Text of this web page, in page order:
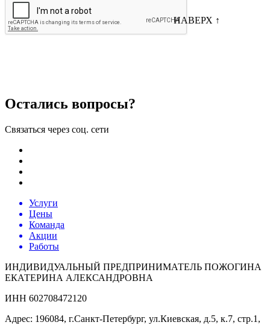
НАВЕРХ ↑
Остались вопросы?
Связаться через соц. сети
Услуги
Цены
Команда
Акции
Работы
ИНДИВИДУАЛЬНЫЙ ПРЕДПРИНИМАТЕЛЬ ПОЖОГИНА
ЕКАТЕРИНА АЛЕКСАНДРОВНА
ИНН 602708472120
Адрес: 196084, г.Санкт-Петербург, ул.Киевская, д.5, к.7, стр.1,